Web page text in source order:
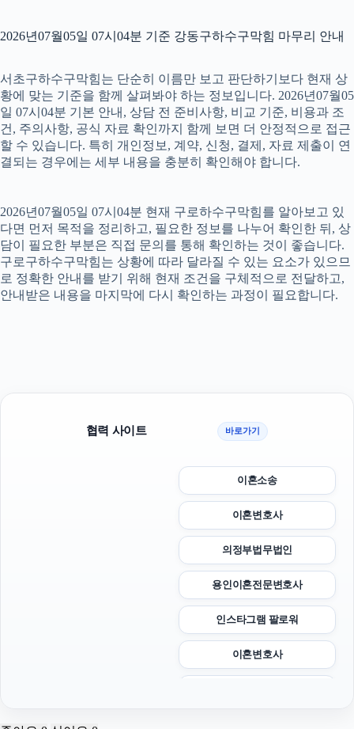
2026년07월05일 07시04분 기준 강동구하수구막힘 마무리 안내
서초구하수구막힘는 단순히 이름만 보고 판단하기보다 현재 상
황에 맞는 기준을 함께 살펴봐야 하는 정보입니다. 2026년07월05
일 07시04분 기본 안내, 상담 전 준비사항, 비교 기준, 비용과 조
건, 주의사항, 공식 자료 확인까지 함께 보면 더 안정적으로 접근
할 수 있습니다. 특히 개인정보, 계약, 신청, 결제, 자료 제출이 연
결되는 경우에는 세부 내용을 충분히 확인해야 합니다.
2026년07월05일 07시04분 현재 구로하수구막힘를 알아보고 있
다면 먼저 목적을 정리하고, 필요한 정보를 나누어 확인한 뒤, 상
담이 필요한 부분은 직접 문의를 통해 확인하는 것이 좋습니다.
구로구하수구막힘는 상황에 따라 달라질 수 있는 요소가 있으므
로 정확한 안내를 받기 위해 현재 조건을 구체적으로 전달하고,
안내받은 내용을 마지막에 다시 확인하는 과정이 필요합니다.
협력 사이트 바로가기
이혼소송
이혼변호사
의정부법무법인
용인이혼전문변호사
인스타그램 팔로워
이혼변호사